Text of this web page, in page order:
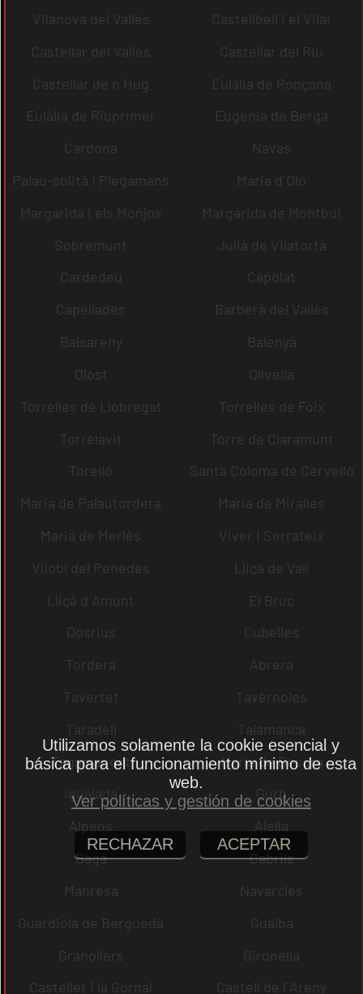
Vilanova del Vallès
Castellbell i el Vilar
Castellar del Vallès
Castellar del Riu
Castellar de n´Hug
Eulàlia de Ronçana
Eulàlia de Riuprimer
Eugènia de Berga
Cardona
Navas
Palau-solità i Plegamans
Maria d´Oló
Margarida i els Monjos
Margarida de Montbui
Sobremunt
Julià de Vilatorta
Cardedeu
Capolat
Capellades
Barberà del Vallès
Balsareny
Balenyà
Olost
Olivella
Torrelles de Llobregat
Torrelles de Foix
Torrelavit
Torre de Claramunt
Torelló
Santa Coloma de Cervelló
Maria de Palautordera
Maria de Miralles
Maria de Merlès
Viver i Serrateix
Vilobí del Penedès
Lliçà de Vall
Lliçà d´Amunt
El Bruc
Dosrius
Cubelles
Tordera
Abrera
Tavertet
Tavèrnoles
Taradell
Talamanca
Tagamanent
Maria de Besora
Igualada
Gurb
Alpens
Alella
Bagà
Cabrils
Manresa
Navarcles
Guardiola de Berguedà
Gualba
Granollers
Gironella
Castellet i la Gornal
Castell de l´Areny
Utilizamos solamente la cookie esencial y
básica para el funcionamiento mínimo de esta
web.
Ver políticas y gestión de cookies
RECHAZAR ACEPTAR